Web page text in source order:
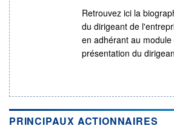
Retrouvez ici la
du dirigeant de
en adhérant au module
présentation du
PRINCIPAUX ACTIONNAIRES